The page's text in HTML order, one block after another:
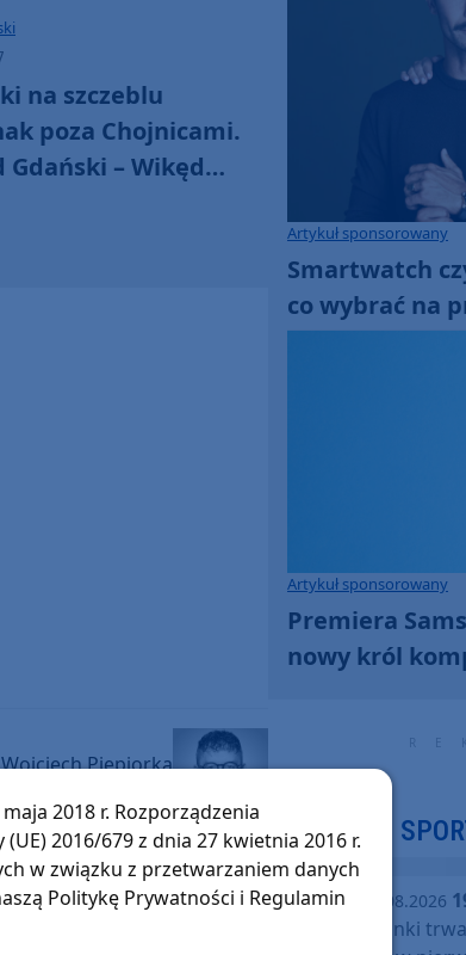
na szczeblu
poza Chojnicami.
Gdański – Wikęd
Wojciech Piepiorka
też w radiu Weekend
Artykuł sponsorowany
Smartwatch
co wybrać na
Artykuł sponsorowany
Premiera
nowy król
środa, 05.08.2026
Chojniczanki
2018 r. Rozporządzenia
2016/679 z dnia 27 kwietnia 2016 r.
w związku z przetwarzaniem danych
Politykę Prywatności i Regulamin